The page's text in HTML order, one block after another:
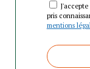
pris
mentions